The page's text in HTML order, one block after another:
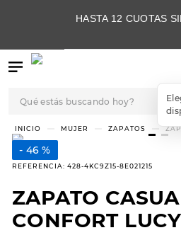
HASTA 12 CUOTAS
MUJER ZAPATOS
46 %
REFERENCIA: 428-4KC9Z15-8E021215
ZAPATO
CONFORT LUCY
3.